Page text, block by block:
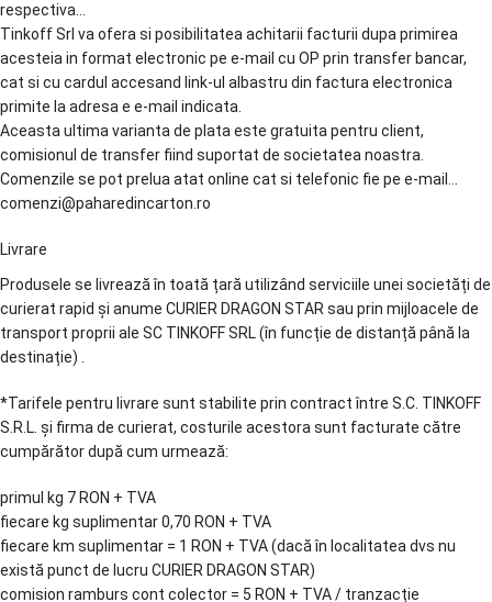
respectiva…
Tinkoff Srl va ofera si posibilitatea achitarii facturii dupa primirea
acesteia in format electronic pe e-mail cu OP prin transfer bancar,
cat si cu cardul accesand link-ul albastru din factura electronica
primite la adresa e e-mail indicata.
Aceasta ultima varianta de plata este gratuita pentru client,
comisionul de transfer fiind suportat de societatea noastra.
Comenzile se pot prelua atat online cat si telefonic fie pe e-mail…
comenzi@paharedincarton.ro
Livrare
Produsele se livrează în toată țară utilizând serviciile unei societăți de
curierat rapid și anume CURIER DRAGON STAR sau prin mijloacele de
transport proprii ale SC TINKOFF SRL (în funcție de distanță până la
destinație) .
*Tarifele pentru livrare sunt stabilite prin contract între S.C. TINKOFF
S.R.L. și firma de curierat, costurile acestora sunt facturate către
cumpărător după cum urmează:
primul kg 7 RON + TVA
fiecare kg suplimentar 0,70 RON + TVA
fiecare km suplimentar = 1 RON + TVA (dacă în localitatea dvs nu
există punct de lucru CURIER DRAGON STAR)
comision ramburs cont colector = 5 RON + TVA / tranzacție